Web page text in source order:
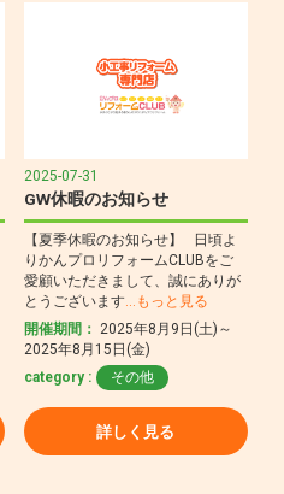
2025-07-31
GW休暇のお知らせ
【夏季休暇のお知らせ】 日頃よ
りかんプロリフォームCLUBをご
愛顧いただきまして、誠にありが
とうございます…もっと見る
開催期間： 2025年8月9日(土)～
2025年8月15日(金)
category :
その他
詳しく見る